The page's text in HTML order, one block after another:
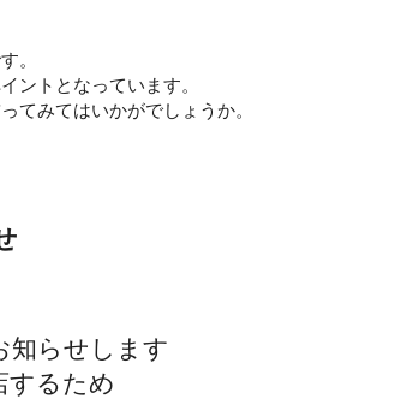
。
ントとなっています。
てみてはいかがでしょうか。
知らせします
するため